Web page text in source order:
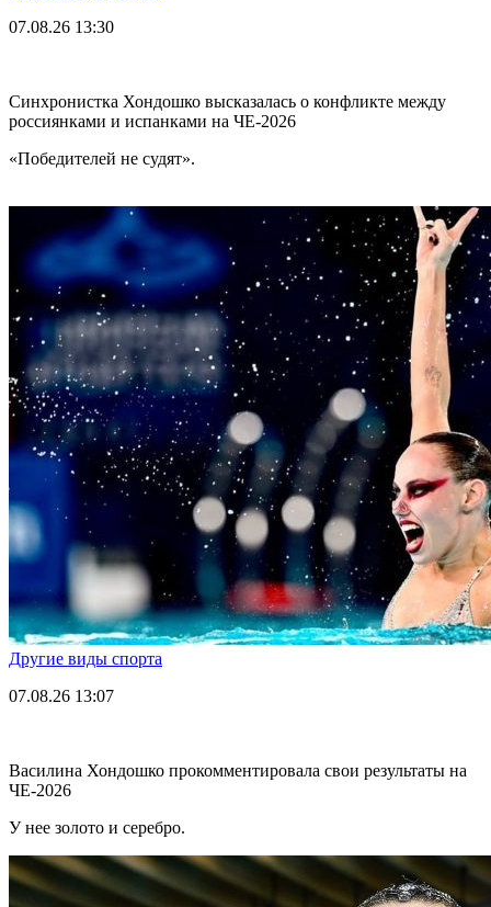
07.08.26 13:30
Синхронистка Хондошко высказалась о конфликте между
россиянками и испанками на ЧЕ-2026
«Победителей не судят».
Другие виды спорта
07.08.26 13:07
Василина Хондошко прокомментировала свои результаты на
ЧЕ-2026
У нее золото и серебро.